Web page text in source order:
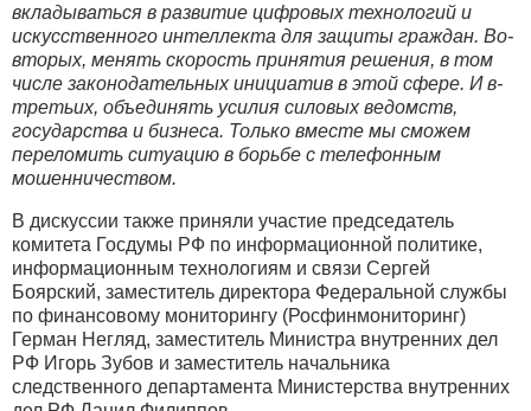
вкладываться в развитие цифровых технологий и
искусственного интеллекта для защиты граждан. Во-
вторых, менять скорость принятия решения, в том
числе законодательных инициатив в этой сфере. И в-
третьих, объединять усилия силовых ведомств,
государства и бизнеса. Только вместе мы сможем
переломить ситуацию в борьбе с телефонным
мошенничеством.
В дискуссии также приняли участие председатель
комитета Госдумы РФ по информационной политике,
информационным технологиям и связи Сергей
Боярский, заместитель директора Федеральной службы
по финансовому мониторингу (Росфинмониторинг)
Герман Негляд, заместитель Министра внутренних дел
РФ Игорь Зубов и заместитель начальника
следственного департамента Министерства внутренних